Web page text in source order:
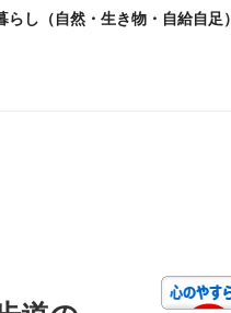
らし（自然・生き物・自給自足）